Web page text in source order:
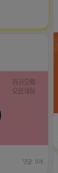
댓글: 0개